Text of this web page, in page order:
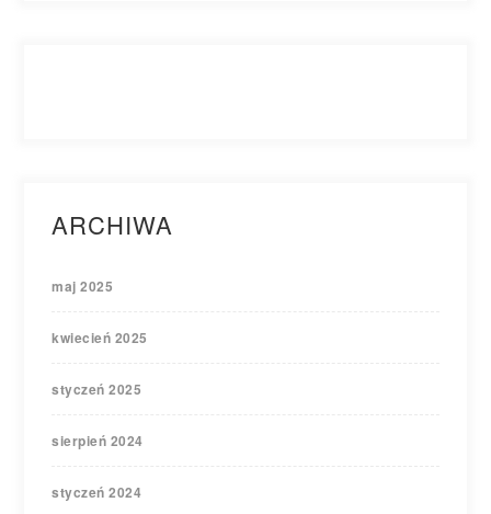
ARCHIWA
maj 2025
kwiecień 2025
styczeń 2025
sierpień 2024
styczeń 2024